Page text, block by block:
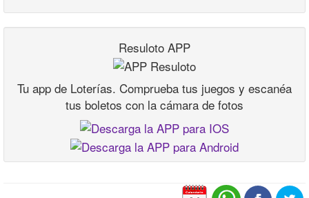
Resuloto APP
Tu app de Loterías. Comprueba tus juegos y escanéa
tus boletos con la cámara de fotos